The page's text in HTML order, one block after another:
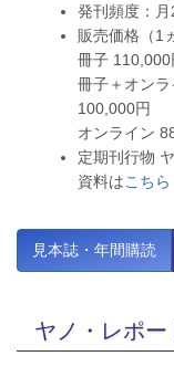
発刊頻度：月
販売価格（1
冊子
冊子＋オン
100,000円
オンライン
定期刊行物
資料はこちら
見本誌・年間購読
ヤノ・レポ